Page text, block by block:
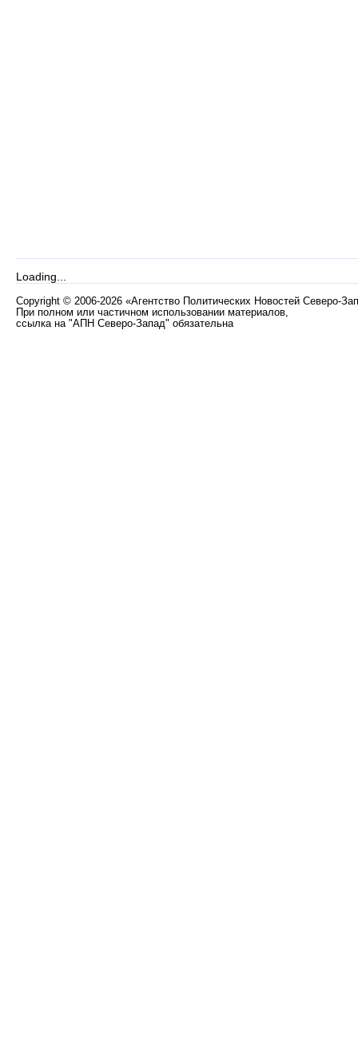
Loading...
Copyright © 2006-2026 «Агентство Политических Новостей Северо-
При полном или частичном использовании материалов,
ссылка на "АПН Северо-Запад" обязательна